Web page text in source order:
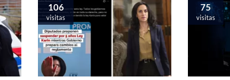
106
visitas
75
visitas